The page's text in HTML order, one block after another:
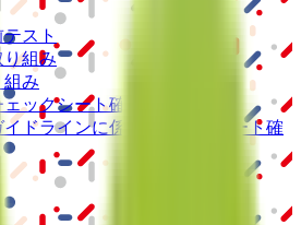
スト
組み
組み
ックシート確認結果の公表
ドラインに係るチェックシート確